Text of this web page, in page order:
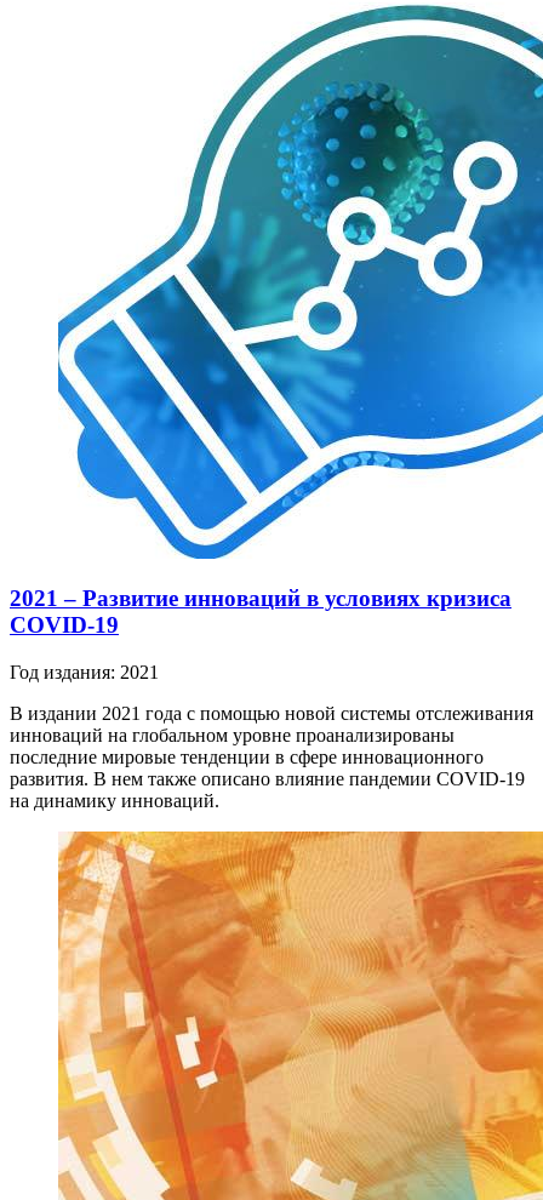
2021 – Развитие инноваций в условиях кризиса
COVID-19
Год издания: 2021
В издании 2021 года с помощью новой системы отслеживания
инноваций на глобальном уровне проанализированы
последние мировые тенденции в сфере инновационного
развития. В нем также описано влияние пандемии COVID-19
на динамику инноваций.